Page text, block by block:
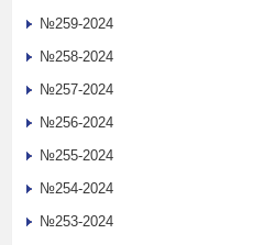
№259-2024
№258-2024
№257-2024
№256-2024
№255-2024
№254-2024
№253-2024